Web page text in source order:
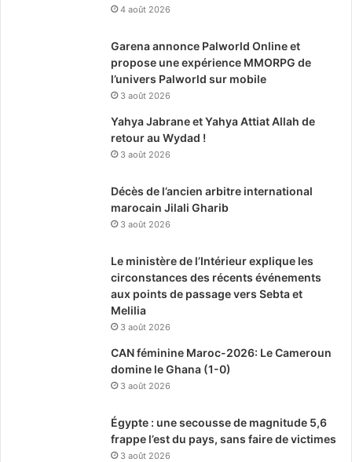
4 août 2026
Garena annonce Palworld Online et
propose une expérience MMORPG de
l’univers Palworld sur mobile
3 août 2026
Yahya Jabrane et Yahya Attiat Allah de
retour au Wydad !
3 août 2026
Décès de l’ancien arbitre international
marocain Jilali Gharib
3 août 2026
Le ministère de l’Intérieur explique les
circonstances des récents événements
aux points de passage vers Sebta et
Melilia
3 août 2026
CAN féminine Maroc-2026: Le Cameroun
domine le Ghana (1-0)
3 août 2026
Égypte : une secousse de magnitude 5,6
frappe l’est du pays, sans faire de victimes
3 août 2026